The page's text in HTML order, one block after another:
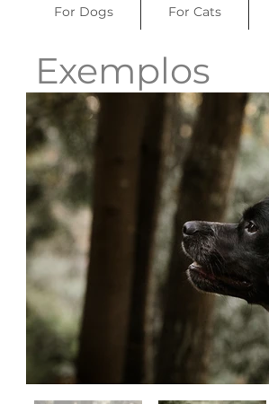
For Dogs For Cats
Exemplos